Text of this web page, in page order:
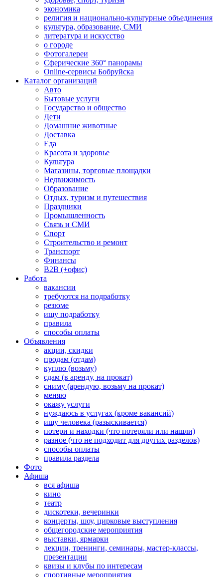
экономика
религия и национально-культурные объединения
культура, образование, СМИ
литература и искусство
о городе
Фотогалереи
Сферические 360° панорамы
Online-сервисы Бобруйска
Каталог организаций
Авто
Бытовые услуги
Государство и общество
Дети
Домашние животные
Доставка
Еда
Красота и здоровье
Культура
Магазины, торговые площадки
Недвижимость
Образование
Отдых, туризм и путешествия
Праздники
Промышленность
Связь и СМИ
Спорт
Строительство и ремонт
Транспорт
Финансы
B2B (+офис)
Работа
вакансии
требуются на подработку
резюме
ищу подработку
правила
способы оплаты
Объявления
акции, скидки
продам (отдам)
куплю (возьму)
сдам (в аренду, на прокат)
сниму (арендую, возьму на прокат)
меняю
окажу услуги
нуждаюсь в услугах (кроме вакансий)
ищу человека (разыскивается)
потери и находки (что потеряли или нашли)
разное (что не подходит для других разделов)
способы оплаты
правила раздела
Фото
Афиша
вся афиша
кино
театр
дискотеки, вечеринки
концерты, шоу, цирковые выступления
общегородские мероприятия
выставки, ярмарки
лекции, тренинги, семинары, мастер-классы,
презентации
квизы и клубы по интересам
спортивные мероприятия